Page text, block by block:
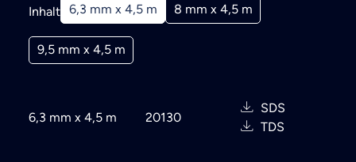
Inhalt 6,3 mm x 4,5 m 8 mm x 4,5 m
9,5 mm x 4,5 m
6,3 mm x 4,5 m 20130
SDS
TDS